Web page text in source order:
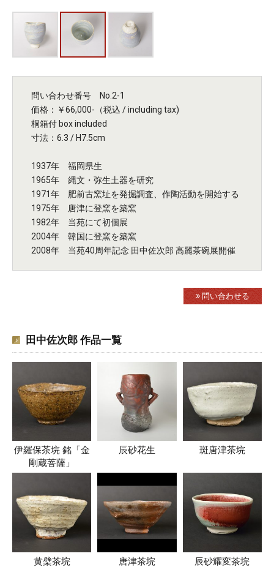
問い合わせ番号 No.2-1
価格：￥66,000-（税込 / including tax)
桐箱付 box included
寸法：6.3 / H7.5cm
1937年 福岡県生
1965年 縄文・弥生土器を研究
1971年 肥前古窯址を発掘調査、作陶活動を開始する
1975年 唐津に登窯を築窯
1982年 当苑にて初個展
2004年 韓国に登窯を築窯
2008年 当苑40周年記念 田中佐次郎 高麗茶碗展開催
問い合わせる
田中佐次郎 作品一覧
伊羅保茶垸 銘「金
剛蔵菩薩」
辰砂花生 斑唐津茶垸
黄檗茶垸 唐津茶垸 辰砂耀変茶垸